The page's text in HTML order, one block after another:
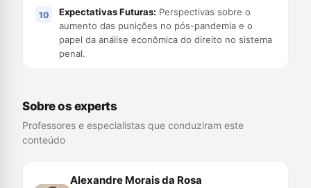
Expectativas Futuras: Perspectivas sobre o
aumento das punições no pós-pandemia e o
papel da análise econômica do direito no sistema
penal.
Sobre os experts
Professores e especialistas que conduziram este
conteúdo
Alexandre Morais da Rosa